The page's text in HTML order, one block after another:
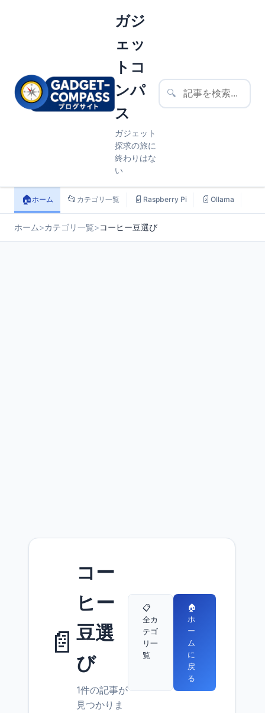
ガジ
ェッ
トコ
ンパ
ス
ガジェット
探求の旅に
終わりはな
い
🔍
🏠ホーム 📂 カテゴリ一覧 📄 Raspberry Pi 📄 Ollama
ホーム>カテゴリ一覧>コーヒー豆選び
📄
コー
ヒー
豆選
び
1件の記事が
見つかりま
📋
全カ
テゴ
リ一
覧
🏠
ホ
ー
ム
に
戻
る